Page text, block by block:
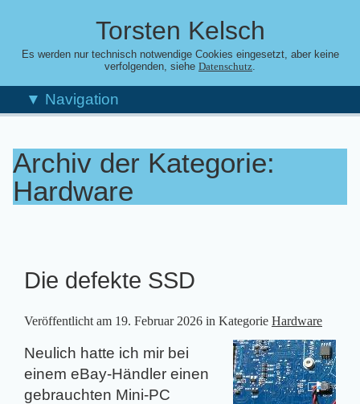
Torsten Kelsch
Es werden nur technisch notwendige Cookies eingesetzt, aber keine
verfolgenden, siehe Datenschutz.
▼ Navigation
Archiv der Kategorie:
Hardware
Die defekte SSD
Veröffentlicht am 19. Februar 2026 in Kategorie Hardware
Neulich hatte ich mir bei
einem eBay-Händler einen
gebrauchten Mini-PC